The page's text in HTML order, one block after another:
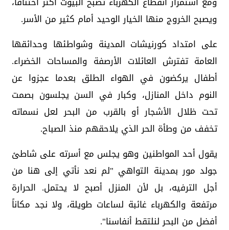
ويصبح الخروج منها الخيار الوحيد أمام كثير من الأسر.
على امتداد كورنيشات المدينة وشواطئها وحدائقها
العامة تفترش العائلات الأرصفة والمساحات الخضراء.
أطفال يركضون في الهواء الطلق بعدما عجزوا عن
النوم داخل المنازل، وكبار في السن يجلسون بصمت
تحت ظلال الأشجار أو بالقرب من البحر لعل نسماته
تخفف من وطأة الحر الذي يلاحقهم منذ الصباح.
يقول أحد المواطنين وهو يجلس مع أسرته على شاطئ
جولد مور بمدينة التواهي "لم نعد نأتي إلى هنا من
أجل الترفيه، بل لأن المنزل أصبح لا يحتمل. الحرارة
مرتفعة والكهرباء غائبة لساعات طويلة، ولا نجد مكاناً
أفضل من البحر لنلتقط أنفاسنا".